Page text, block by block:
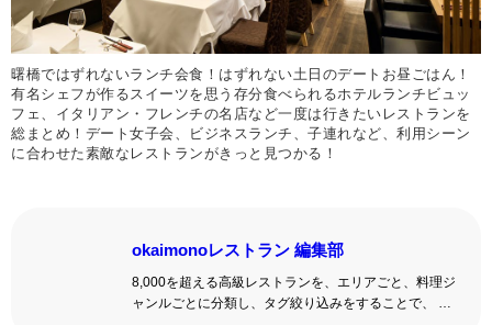
曙橋ではずれないランチ会食！はずれない土日のデートお昼ごはん！
有名シェフが作るスイーツを思う存分食べられるホテルランチビュッ
フェ、イタリアン・フレンチの名店など一度は行きたいレストランを
総まとめ！デート女子会、ビジネスランチ、子連れなど、利用シーン
に合わせた素敵なレストランがきっと見つかる！
okaimonoレストラン 編集部
8,000を超える高級レストランを、エリアごと、料理ジ
ャンルごとに分類し、タグ絞り込みをすることで、 い